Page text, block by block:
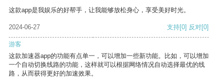
这款app是我娱乐的好帮手，让我能够放松身心，享受美好时光。
2024-06-27 支持[0] 反对[0]
游客
这款加速器app的功能有点单一，可以增加一些新功能。比如，可以增加
一个自动切换线路的功能，这样就可以根据网络情况自动选择最优的线
路，从而获得更好的加速效果。